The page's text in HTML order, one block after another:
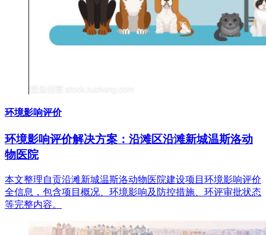
环境影响评价
环境影响评价解决方案：沿滩区沿滩新城温斯洛动
物医院
本文整理自贡沿滩新城温斯洛动物医院建设项目环境影响评价
全信息，包含项目概况、环境影响及防控措施、环评审批状态
等完整内容。